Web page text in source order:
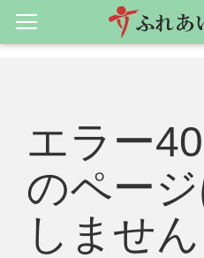
エラー
のペー
しません